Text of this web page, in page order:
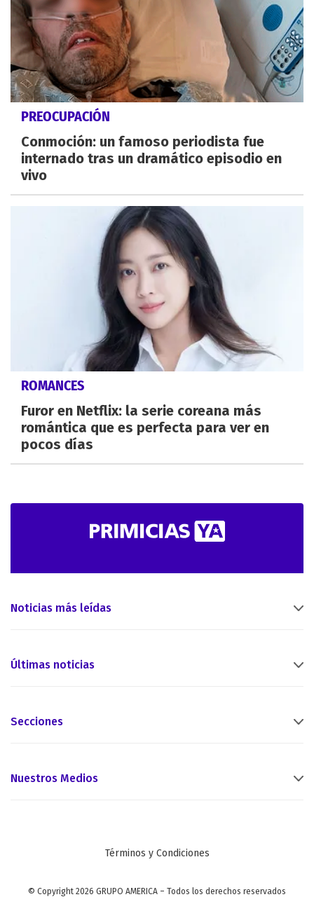
PREOCUPACIÓN
Conmoción: un famoso periodista fue
internado tras un dramático episodio en
vivo
ROMANCES
Furor en Netflix: la serie coreana más
romántica que es perfecta para ver en
pocos días
Noticias más leídas
Últimas noticias
Secciones
Nuestros Medios
Términos y Condiciones
© Copyright 2026 GRUPO AMERICA – Todos los derechos reservados